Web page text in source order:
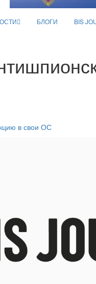
БЛОГИ BIS
в свои ОС